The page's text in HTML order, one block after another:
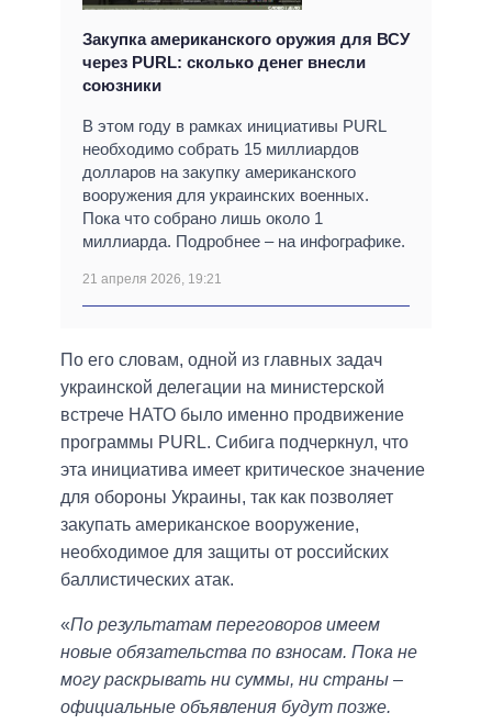
Закупка американского оружия для ВСУ
через PURL: сколько денег внесли
союзники
В этом году в рамках инициативы PURL
необходимо собрать 15 миллиардов
долларов на закупку американского
вооружения для украинских военных.
Пока что собрано лишь около 1
миллиарда. Подробнее – на инфографике.
21 апреля 2026, 19:21
По его словам, одной из главных задач
украинской делегации на министерской
встрече НАТО было именно продвижение
программы PURL. Сибига подчеркнул, что
эта инициатива имеет критическое значение
для обороны Украины, так как позволяет
закупать американское вооружение,
необходимое для защиты от российских
баллистических атак.
«По результатам переговоров имеем
новые обязательства по взносам. Пока не
могу раскрывать ни суммы, ни страны –
официальные объявления будут позже.